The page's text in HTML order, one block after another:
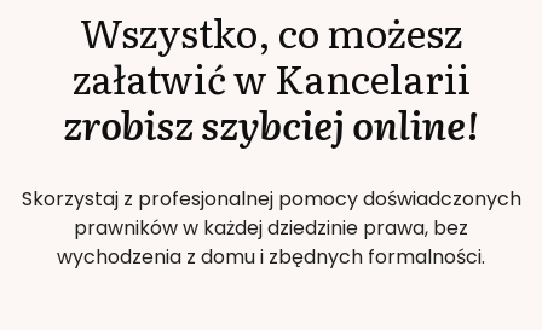
Wszystko, co możesz
załatwić w Kancelarii
zrobisz szybciej online!
Skorzystaj z profesjonalnej pomocy doświadczonych
prawników w każdej dziedzinie prawa, bez
wychodzenia z domu i zbędnych formalności.